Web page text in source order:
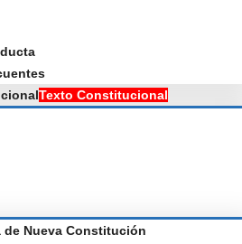
Texto Constitucional
de Nueva Constitución